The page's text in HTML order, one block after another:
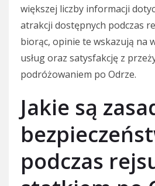
większej liczby informacji
atrakcji dostępnych podczas
biorąc, opinie te wskazują na
usług oraz satysfakcję z
podróżowaniem po Odrze.
Jakie są
podczas